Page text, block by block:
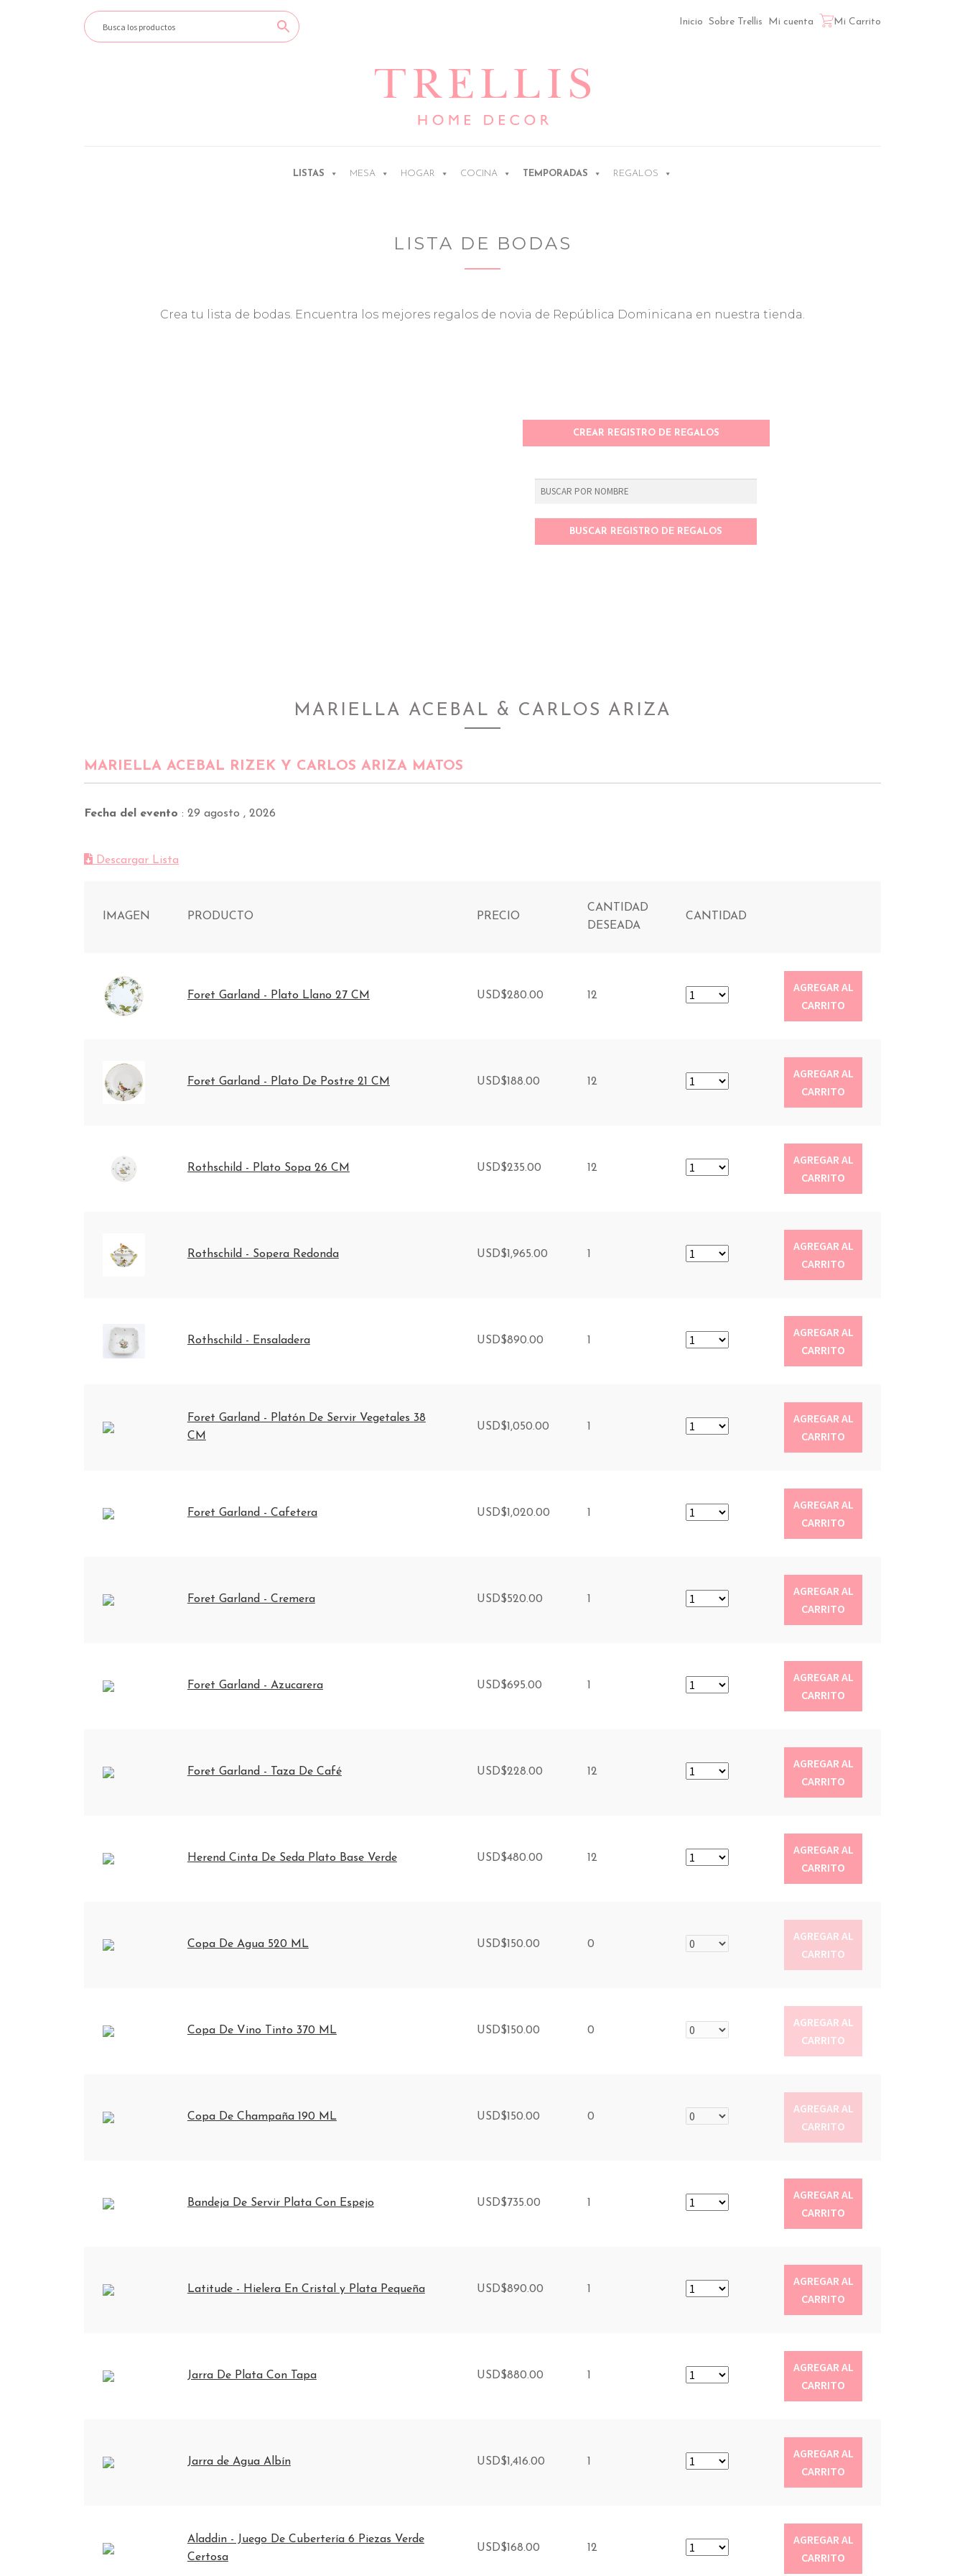
Inicio Sobre Trellis Mi cuenta Mi Carrito
Ir
a
Ir
al
contenido
LISTAS MESA HOGAR COCINA TEMPORADAS REGALOS
LISTA DE BODAS
Crea tu lista de bodas. Encuentra los mejores regalos de novia de República Dominicana en nuestra tienda.
CREAR REGISTRO DE REGALOS
MARIELLA ACEBAL & CARLOS ARIZA
MARIELLA ACEBAL RIZEK Y CARLOS ARIZA MATOS
Fecha del evento : 29 agosto , 2026
Descargar Lista
IMAGEN PRODUCTO PRECIO
CANTIDAD
DESEADA
CANTIDAD
Foret Garland - Plato Llano 27 CM USD$280.00 12
AGREGAR AL
CARRITO
Foret Garland - Plato De Postre 21 CM USD$188.00 12
AGREGAR AL
CARRITO
Rothschild - Plato Sopa 26 CM USD$235.00 12
AGREGAR AL
CARRITO
Rothschild - Sopera Redonda USD$1,965.00 1
AGREGAR AL
CARRITO
Rothschild - Ensaladera USD$890.00 1
AGREGAR AL
CARRITO
Foret Garland - Platón De Servir Vegetales 38
CM
USD$1,050.00 1
AGREGAR AL
CARRITO
Foret Garland - Cafetera USD$1,020.00 1
AGREGAR AL
CARRITO
Foret Garland - Cremera USD$520.00 1
AGREGAR AL
CARRITO
Foret Garland - Azucarera USD$695.00 1
AGREGAR AL
CARRITO
Foret Garland - Taza De Café USD$228.00 12
AGREGAR AL
CARRITO
Herend Cinta De Seda Plato Base Verde USD$480.00 12
AGREGAR AL
CARRITO
Copa De Agua 520 ML USD$150.00 0
AGREGAR AL
CARRITO
Copa De Vino Tinto 370 ML USD$150.00 0
AGREGAR AL
CARRITO
Copa De Champaña 190 ML USD$150.00 0
AGREGAR AL
CARRITO
Bandeja De Servir Plata Con Espejo USD$735.00 1
AGREGAR AL
CARRITO
Latitude - Hielera En Cristal y Plata Pequeña USD$890.00 1
AGREGAR AL
CARRITO
Jarra De Plata Con Tapa USD$880.00 1
AGREGAR AL
CARRITO
Jarra de Agua Albín USD$1,416.00 1
AGREGAR AL
CARRITO
Aladdin - Juego De Cubertería 6 Piezas Verde
Certosa
USD$168.00 12
AGREGAR AL
CARRITO